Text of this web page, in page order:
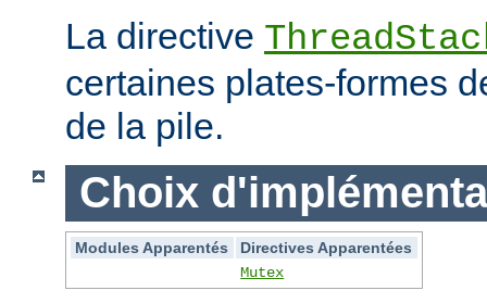
La directive
certaines plates-formes
de la pile.
Choix
Modules Apparentés
Directives Apparentées
Mutex